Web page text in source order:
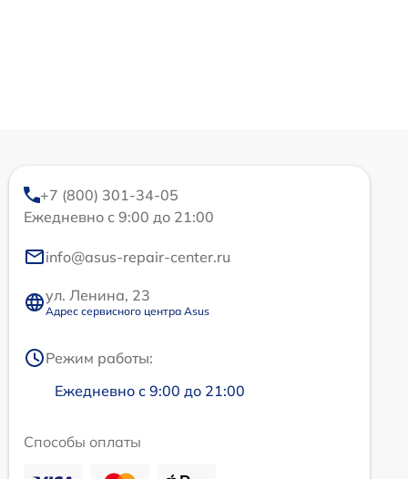
+7 (800) 301-34-05
Ежедневно с 9:00 до 21:00
info@asus-repair-center.ru
ул. Ленина, 23
Адрес сервисного центра Asus
Режим работы:
Ежедневно с 9:00 до 21:00
Способы оплаты